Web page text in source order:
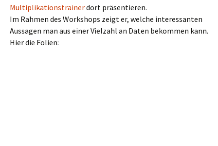
Multiplikationstrainerdort präsentieren.
Im Rahmen des Workshops zeigt er, welche interessanten
Aussagen man aus einer Vielzahl an Daten bekommen kann.
Hier die Folien: